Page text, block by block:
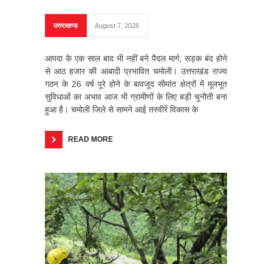
उत्तराखण्ड August 7, 2026
आपदा के एक साल बाद भी नहीं बने पैदल मार्ग, सड़क बंद होने
से आठ हजार की आबादी प्रभावित चमोली। उत्तराखंड राज्य
गठन के 26 वर्ष पूरे होने के बावजूद सीमांत क्षेत्रों में मूलभूत
सुविधाओं का अभाव आज भी ग्रामीणों के लिए बड़ी चुनौती बना
हुआ है। चमोली जिले से सामने आई तस्वीरें विकास के
READ MORE